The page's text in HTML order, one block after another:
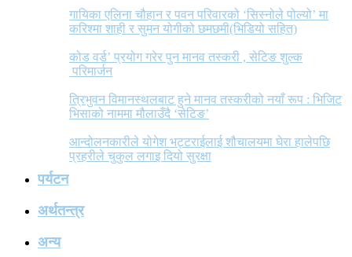
गायिका एलिना चौहान र पवन परिवारको ‘सिस्नोले पोल्यो’ मा
करिश्मा शाही र सुमन योगीको छमछमी(भिडियो सहित)
कोड वर्ड’ प्रयोग गरेर पुन मानव तस्करी , सेटिङ शुल्क
परिमार्जन
त्रिभुवन विमानस्थलबाट हुने मानव तस्करीको नयाँ रूप : भिजिट
भिसाको नाममा मौलाउँदै ‘सेटिङ’
आन्दोलनकारीले योगेश भट्टराईलाई शौचालयमा घेरा हालेपछि
प्रहरीले चुकुल लगाइ दियो सुरक्षा
पर्यटन
अर्थतन्त्र
अन्य